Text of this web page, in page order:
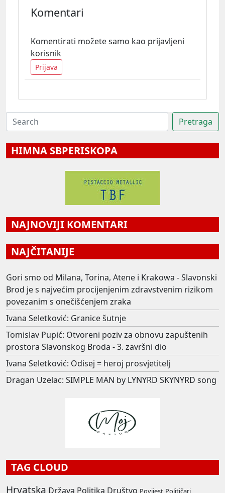
Komentari
Komentirati možete samo kao prijavljeni
korisnik
Prijava
HIMNA SBPERISKOPA
NAJNOVIJI KOMENTARI
NAJČITANIJE
Gori smo od Milana, Torina, Atene i Krakowa - Slavonski
Brod je s najvećim procijenjenim zdravstvenim rizikom
povezanim s onečišćenjem zraka
Ivana Seletković: Granice šutnje
Tomislav Pupić: Otvoreni poziv za obnovu zapuštenih
prostora Slavonskog Broda - 3. završni dio
Ivana Seletković: Odisej = heroj prosvjetitelj
Dragan Uzelac: SIMPLE MAN by LYNYRD SKYNYRD song
TAG CLOUD
Hrvatska Država Politika Društvo Povijest Političari